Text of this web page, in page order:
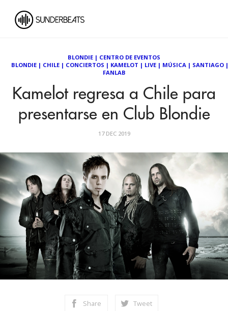
BLONDIE | CENTRO DE EVENTOS
BLONDIE | CHILE | CONCIERTOS | KAMELOT | LIVE | MÚSICA | SANTIAGO
FANLAB
Kamelot regresa a Chile para
presentarse en Club Blondie
17 DEC 2019
Share Tweet